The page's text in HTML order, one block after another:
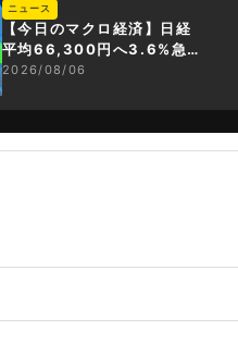
ニュース
【今日のマクロ経済】日経
平均66,300円へ3.6%急騰
もAI投資回収懸念が再燃
2026/08/06